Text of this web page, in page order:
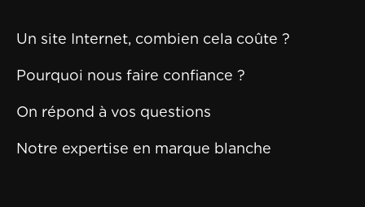
Un site Internet, combien cela coûte ?
Pourquoi nous faire confiance ?
On répond à vos questions
Notre expertise en marque blanche